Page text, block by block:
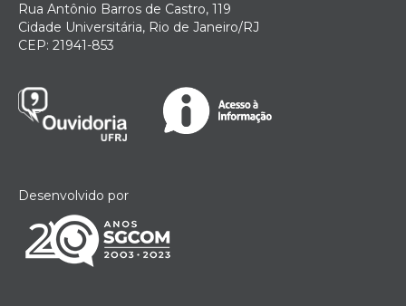
Rua Antônio Barros de Castro, 119
Cidade Universitária, Rio de Janeiro/RJ
CEP: 21941-853
Desenvolvido por